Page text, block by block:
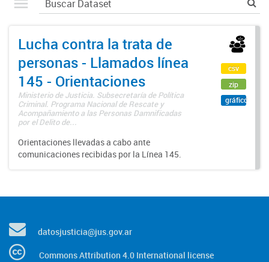
Lucha contra la trata de
personas - Llamados línea
145 - Orientaciones
Ministerio de Justicia. Subsecretaría de Política
Criminal. Programa Nacional de Rescate y
Acompañamiento a las Personas Damnificadas
por el Delito de...
Orientaciones llevadas a cabo ante
comunicaciones recibidas por la Línea 145.
csv
zip
gráfico
datosjusticia@jus.gov.ar
Commons Attribution 4.0 International license